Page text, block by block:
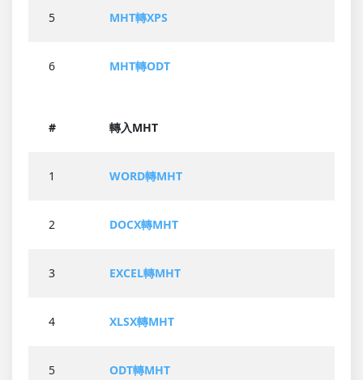
5 MHT轉XPS
6 MHT轉ODT
# 轉入MHT
1 WORD轉MHT
2 DOCX轉MHT
3 EXCEL轉MHT
4 XLSX轉MHT
5 ODT轉MHT